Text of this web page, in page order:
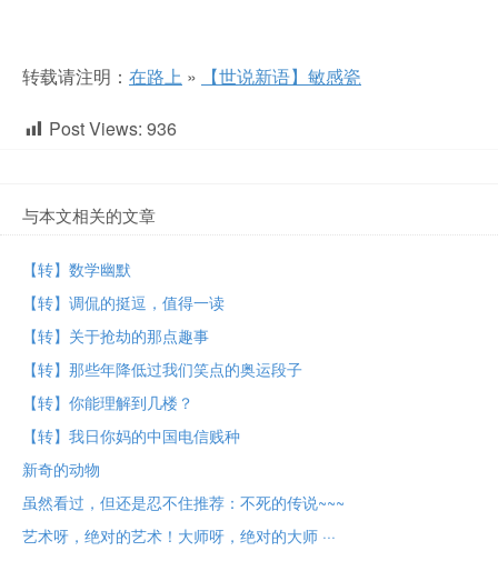
转载请注明： 在路上 » 【世说新语】敏感瓷
Post Views: 936
与本文相关的文章
【转】数学幽默
【转】调侃的挺逗， 值得一读
【转】关于抢劫的那点趣事
【转】那些年降低过我们笑点的奥运段子
【转】你能理解到几楼？
【转】我日你妈的中国电信贱种
新奇的动物
虽然看过，但还是忍不住推荐：不死的传说~~~
艺术呀，绝对的艺术！大师呀，绝对的大师 ···